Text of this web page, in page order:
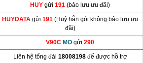
HUY gửi 191 (bảo lưu ưu đãi)
HUYDATA gửi 191 (Huỷ hẳn gói không bảo lưu ưu
đãi)
V90C MO gửi 290
Liên hệ tổng đài 18008198để được hỗ trợ